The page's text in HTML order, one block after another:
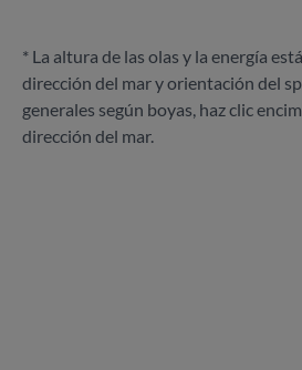
* La altura de las olas y la energía
dirección del mar y orientación del
generales según boyas, haz clic
dirección del mar.